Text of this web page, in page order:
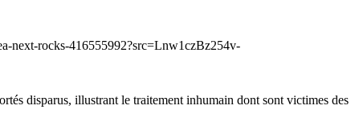
next-rocks-416555992?src=Lnw1czBz254v-
disparus, illustrant le traitement inhumain dont sont victimes des